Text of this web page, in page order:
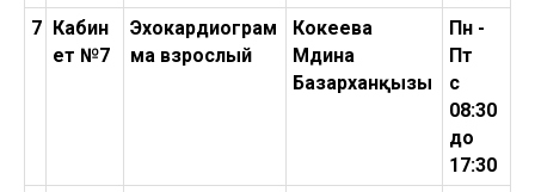
7 Кабин
ет №7
Эхокардиограм
ма взрослый
Кокеева
Мәдина
Базарханқызы
Пн -
Пт
с
08:30
до
17:30